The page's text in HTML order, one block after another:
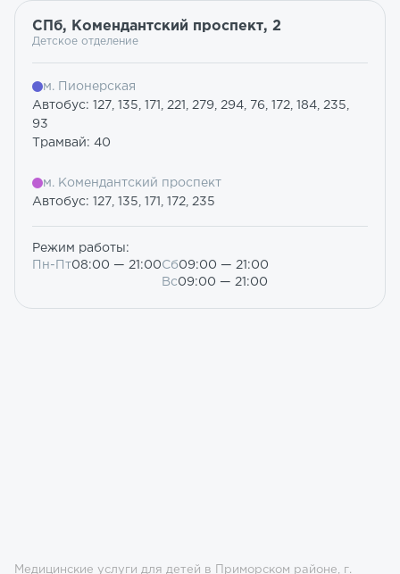
СПб, Комендантский проспект, 2
Детское отделение
м. Пионерская
Автобус: 127, 135, 171, 221, 279, 294, 76, 172, 184, 235,
93
Трамвай: 40
м. Комендантский проспект
Автобус: 127, 135, 171, 172, 235
Режим работы:
Пн-Пт08:00 — 21:00Сб09:00 — 21:00
Вс09:00 — 21:00
Медицинские услуги для детей в Приморском районе, г.